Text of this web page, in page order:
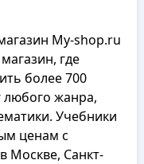
My-shop.ru
где
более 700
любого жанра,
Учебники
ценам с
Москве, Санкт-